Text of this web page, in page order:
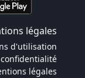
légales
d'utilisation
légales